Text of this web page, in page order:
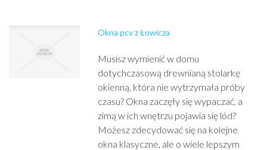
Okna pcv z Łowicza
Musisz wymienić w domu
dotychczasową drewnianą stolarkę
okienną, która nie wytrzymała próby
czasu? Okna zaczęły się wypaczać, a
zimą w ich wnętrzu pojawia się lód?
Możesz zdecydować się na kolejne
okna klasyczne, ale o wiele lepszym